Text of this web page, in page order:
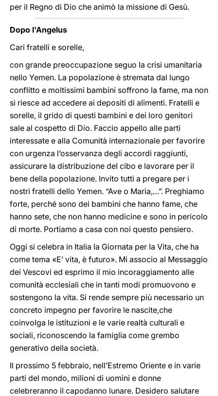
per il Regno di Dio che animò la missione di Gesù.
Dopo l'Angelus
Cari fratelli e sorelle,
con grande preoccupazione seguo la crisi umanitaria
nello Yemen. La popolazione è stremata dal lungo
conflitto e moltissimi bambini soffrono la fame, ma non
si riesce ad accedere ai depositi di alimenti. Fratelli e
sorelle, il grido di questi bambini e dei loro genitori
sale al cospetto di Dio. Faccio appello alle parti
interessate e alla Comunità internazionale per favorire
con urgenza l’osservanza degli accordi raggiunti,
assicurare la distribuzione del cibo e lavorare per il
bene della popolazione. Invito tutti a pregare per i
nostri fratelli dello Yemen. “Ave o Maria,…”. Preghiamo
forte, perché sono dei bambini che hanno fame, che
hanno sete, che non hanno medicine e sono in pericolo
di morte. Portiamo a casa con noi questo pensiero.
Oggi si celebra in Italia la Giornata per la Vita, che ha
come tema «E’ vita, è futuro». Mi associo al Messaggio
dei Vescovi ed esprimo il mio incoraggiamento alle
comunità ecclesiali che in tanti modi promuovono e
sostengono la vita. Si rende sempre più necessario un
concreto impegno per favorire le nascite,che
coinvolga le istituzioni e le varie realtà culturali e
sociali, riconoscendo la famiglia come grembo
generativo della società.
Il prossimo 5 febbraio, nell’Estremo Oriente e in varie
parti del mondo, milioni di uomini e donne
celebreranno il capodanno lunare. Desidero salutare